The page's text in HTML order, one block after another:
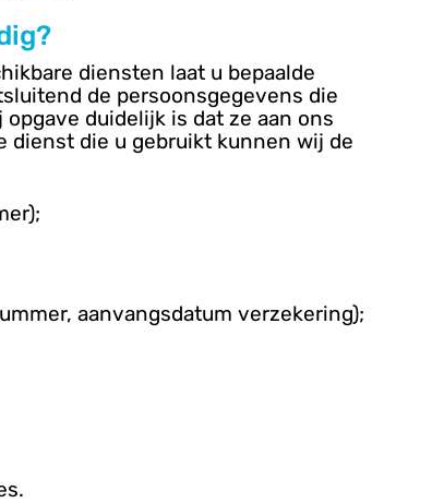
diensten laat u bepaalde
de persoonsgegevens die
duidelijk is dat ze aan ons
die u gebruikt kunnen wij de
aanvangsdatum verzekering);